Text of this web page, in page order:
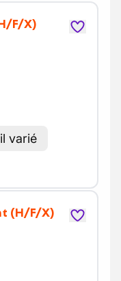
F/X)
varié
(H/F/X)